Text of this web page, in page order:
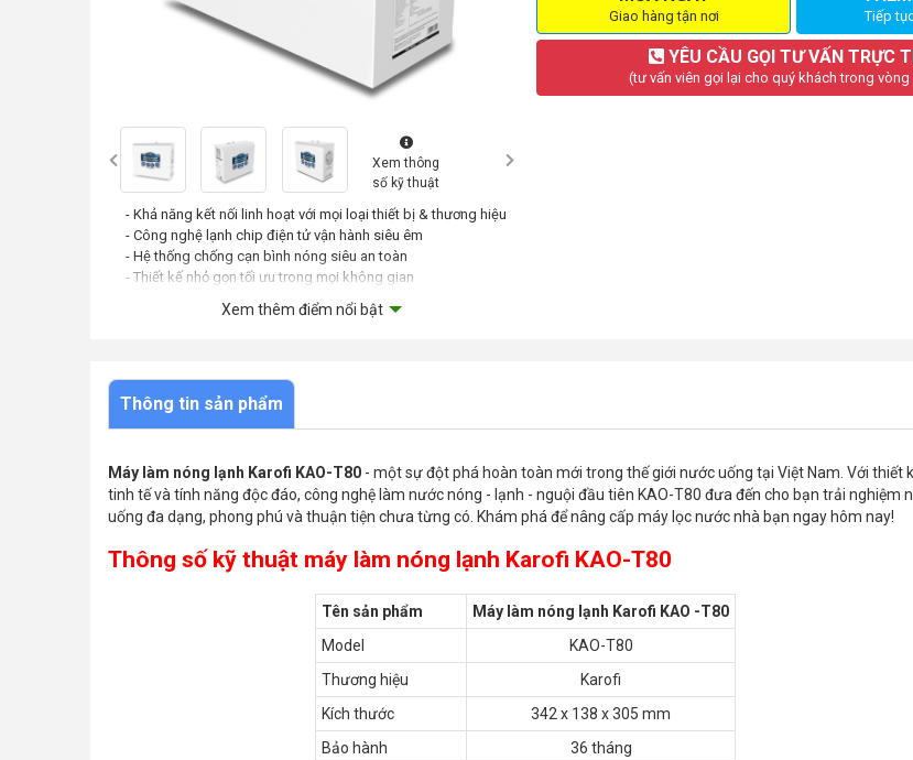
Xem thông
số kỹ thuật
- Khả năng kết nối linh hoạt với mọi loại thiết bị & thương hiệu
- Công nghệ lạnh chip điện tử vận hành siêu êm
- Hệ thống chống cạn bình nóng siêu an toàn
- Thiết kế nhỏ gọn tối ưu trong mọi không gian
Xem thêm điểm nổi bật
Giao hàng tận nơi Tiếp
YÊU CẦU GỌI TƯ VẤN TRỰC
(tư vấn viên gọi lại cho quý khách trong vòng
Thông tin sản phẩm
Máy làm nóng lạnh Karofi KAO-T80 - một sự đột phá hoàn toàn mới trong thế giới nước uống tại Việt Nam. Với thiết
tinh tế và tính năng độc đáo, công nghệ làm nước nóng - lạnh - nguội đầu tiên KAO-T80 đưa đến cho bạn trải nghiệm
uống đa dạng, phong phú và thuận tiện chưa từng có. Khám phá để nâng cấp máy lọc nước nhà bạn ngay hôm nay!
Thông số kỹ thuật máy làm nóng lạnh Karofi KAO-T80
Tên sản phẩm
Máy làm nóng lạnh Karofi KAO -T80
Model
KAO-T80
Thương hiệu
Karofi
Kích thước
342 x 138 x 305 mm
Bảo hành
36 tháng